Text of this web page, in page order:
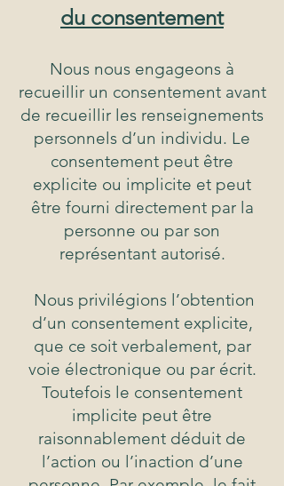
du consentement
Nous nous engageons à
recueillir un consentement avant
de recueillir les renseignements
personnels d’un individu. Le
consentement peut être
explicite ou implicite et peut
être fourni directement par la
personne ou par son
représentant autorisé.
Nous privilégions l’obtention
d’un consentement explicite,
que ce soit verbalement, par
voie électronique ou par écrit.
Toutefois le consentement
implicite peut être
raisonnablement déduit de
l’action ou l’inaction d’une